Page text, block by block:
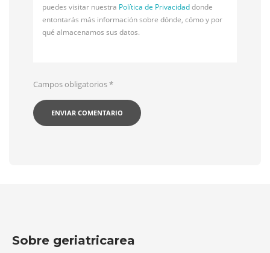
puedes visitar nuestra Política de Privacidaddonde
entontarás más información sobre dónde, cómo y por
qué almacenamos sus datos.
Campos obligatorios*
Sobre geriatricarea